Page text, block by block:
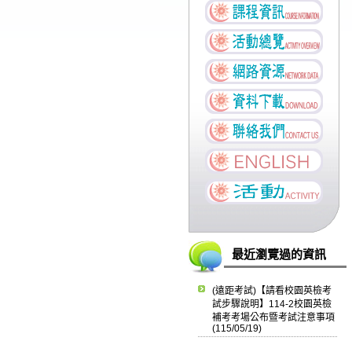
最近瀏覽過的資訊
(遠距考試)【請看校園英檢考
試步驟說明】114-2校園英檢
補考考場公布暨考試注意事項
(115/05/19)